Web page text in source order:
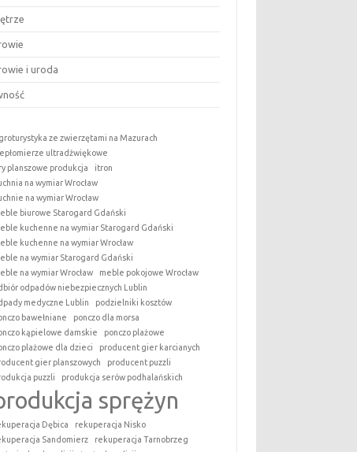
i uroda
ze zwierzętami na Mazurach
ultradźwiękowe
planszowe produkcja
itron
na wymiar Wrocław
na wymiar Wrocław
biurowe Starogard Gdański
kuchenne na wymiar Starogard Gdański
kuchenne na wymiar Wrocław
na wymiar Starogard Gdański
na wymiar Wrocław
meble pokojowe Wrocław
odpadów niebezpiecznych Lublin
medyczne Lublin
podzielniki kosztów
bawełniane
ponczo dla morsa
kąpielowe damskie
ponczo plażowe
plażowe dla dzieci
producent gier karcianych
gier planszowych
producent puzzli
puzzli
produkcja serów podhalańskich
sprężyn
Dębica
rekuperacja Nisko
Sandomierz
rekuperacja Tarnobrzeg